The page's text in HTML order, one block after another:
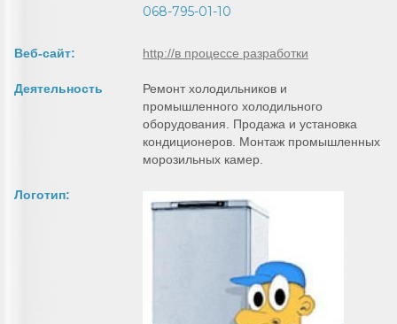
068-795-01-10
Веб-сайт: http://в процессе разработки
Деятельность
Ремонт холодильников и
промышленного холодильного
оборудования. Продажа и установка
кондиционеров. Монтаж промышленных
морозильных камер.
Логотип: